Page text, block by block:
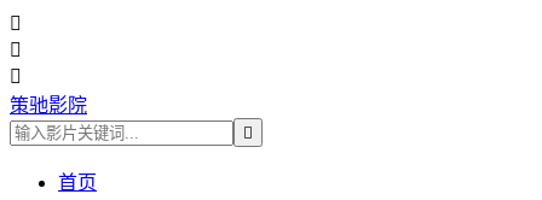



策驰影院

首页